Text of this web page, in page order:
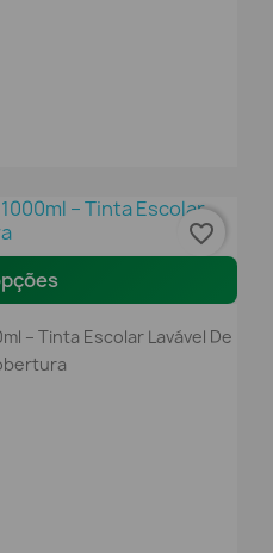
– Tinta Escolar Lavável De
favorite_border